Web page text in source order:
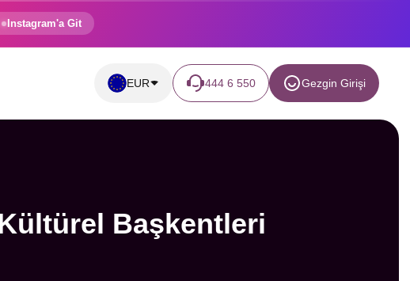
Instagram'a Git
EUR 444 6 550 Gezgin Girişi
Başkentleri